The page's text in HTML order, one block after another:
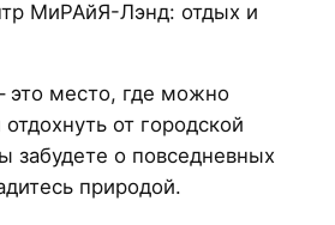
МиРАйЯ-Лэнд: отдых и
место, где можно
отдохнуть от городской
забудете о повседневных
природой.